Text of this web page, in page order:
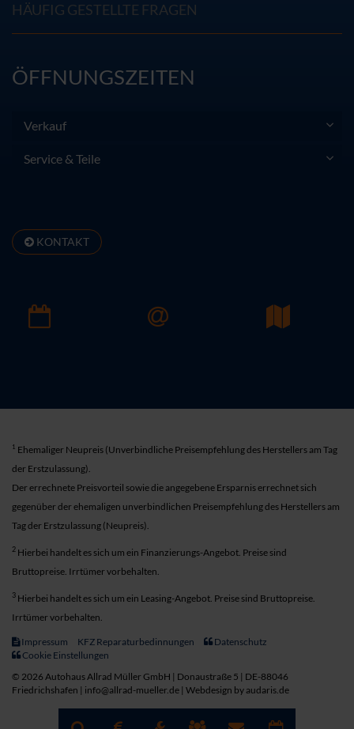
HÄUFIG GESTELLTE FRAGEN
ÖFFNUNGSZEITEN
Verkauf
Service & Teile
KONTAKT
1 Ehemaliger Neupreis (Unverbindliche Preisempfehlung des Herstellers am Tag
der Erstzulassung).
Der errechnete Preisvorteil sowie die angegebene Ersparnis errechnet sich
gegenüber der ehemaligen unverbindlichen Preisempfehlung des Herstellers am
Tag der Erstzulassung (Neupreis).
2 Hierbei handelt es sich um ein Finanzierungs-Angebot. Preise sind
Bruttopreise. Irrtümer vorbehalten.
3 Hierbei handelt es sich um ein Leasing-Angebot. Preise sind Bruttopreise.
Irrtümer vorbehalten.
Impressum KFZ Reparaturbedinnungen
Datenschutz
Cookie Einstellungen
© 2026 Autohaus Allrad Müller GmbH | Donaustraße 5 | DE-88046
Friedrichshafen | info@allrad-mueller.de | Webdesign by audaris.de